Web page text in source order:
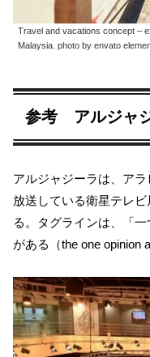
Travel and vacations concept –
Malaysia. photo by envato
参考 アルジャ
アルジャジーラは、ア
放送している衛星テレ
る。タグラインは、「
がある（the one opinion